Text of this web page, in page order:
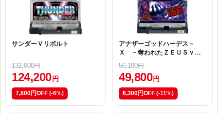
サンダーＶリボルト
132,000円
124,200 円
7,800円OFF (-6%)
アナザーゴッドハーデス－
Ｘ －奪われたＺＥＵＳｖｅ
56,100円
49,800 円
6,300円OFF (-11%)